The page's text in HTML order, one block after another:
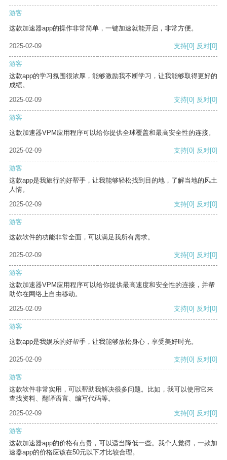
游客
这款加速器app的操作非常简单，一键加速就能开启，非常方便。
2025-02-09 支持[0] 反对[0]
游客
这款app的学习氛围很浓厚，能够激励我不断学习，让我能够取得更好的
成绩。
2025-02-09
支持[0] 反对[0]
游客
这款加速器VPM应用程序可以给你提供全球覆盖和最高安全性的连接。
2025-02-09 支持[0] 反对[0]
游客
这款app是我旅行的好帮手，让我能够轻松找到目的地，了解当地的风土
人情。
2025-02-09
支持[0] 反对[0]
游客
这款软件的功能非常全面，可以满足我所有需求。
2025-02-09 支持[0] 反对[0]
游客
这款加速器VPM应用程序可以给你提供最高速度和安全性的连接，并帮
助你在网络上自由移动。
2025-02-09
支持[0] 反对[0]
游客
这款app是我娱乐的好帮手，让我能够放松身心，享受美好时光。
2025-02-09 支持[0] 反对[0]
游客
这款软件非常实用，可以帮助我解决很多问题。比如，我可以使用它来
查找资料、翻译语言、编写代码等。
2025-02-09
支持[0] 反对[0]
游客
这款加速器app的价格有点贵，可以适当降低一些。我个人觉得，一款加
速器app的价格应该在50元以下才比较合理。